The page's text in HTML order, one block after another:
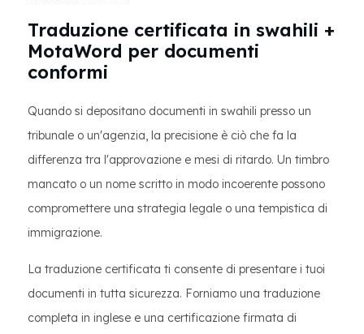
Traduzione certificata in swahili +
MotaWord per documenti
conformi
Quando si depositano documenti in swahili presso un
tribunale o un'agenzia, la precisione è ciò che fa la
differenza tra l'approvazione e mesi di ritardo. Un timbro
mancato o un nome scritto in modo incoerente possono
compromettere una strategia legale o una tempistica di
immigrazione.
La traduzione certificata ti consente di presentare i tuoi
documenti in tutta sicurezza. Forniamo una traduzione
completa in inglese e una certificazione firmata di